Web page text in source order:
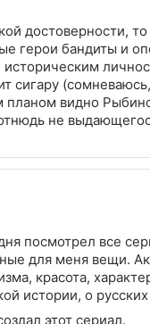
достоверности,
герои бандиты и
сигару
планом видно
не
посмотрел все
для меня вещи.
красота,
истории, о
этот сериал.